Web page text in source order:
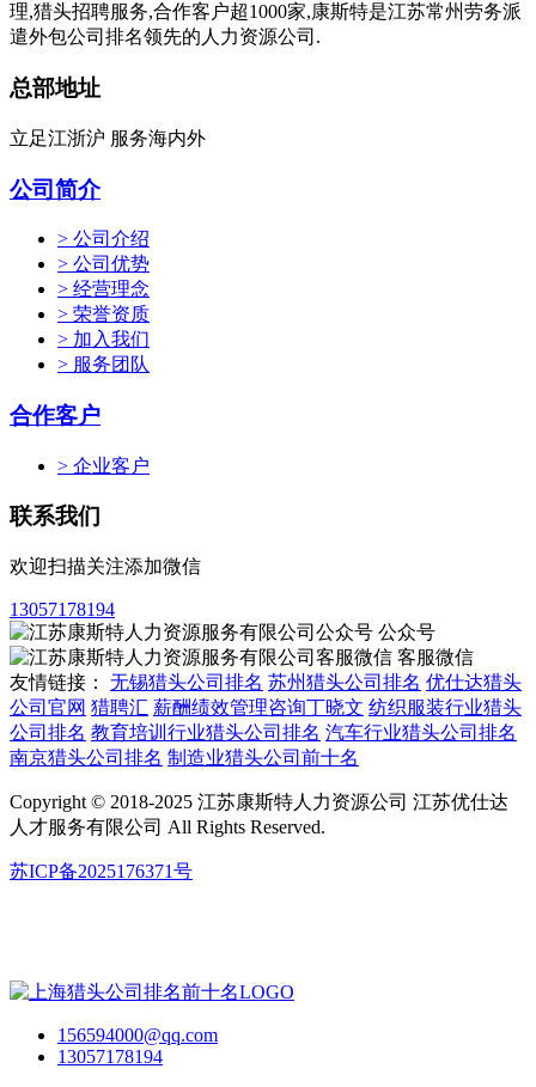
理,猎头招聘服务,合作客户超1000家,康斯特是江苏常州劳务派
遣外包公司排名领先的人力资源公司.
总部地址
立足江浙沪 服务海内外
公司简介
> 公司介绍
> 公司优势
> 经营理念
> 荣誉资质
> 加入我们
> 服务团队
合作客户
> 企业客户
联系我们
欢迎扫描关注添加微信
13057178194
公众号
客服微信
友情链接： 无锡猎头公司排名 苏州猎头公司排名 优仕达猎头
公司官网 猎聘汇 薪酬绩效管理咨询丁晓文 纺织服装行业猎头
公司排名 教育培训行业猎头公司排名 汽车行业猎头公司排名
南京猎头公司排名 制造业猎头公司前十名
Copyright © 2018-2025 江苏康斯特人力资源公司 江苏优仕达
人才服务有限公司 All Rights Reserved.
苏ICP备2025176371号
156594000@qq.com
13057178194